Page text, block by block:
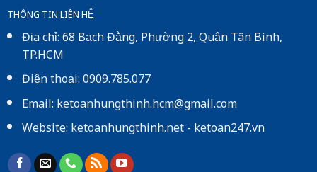
THÔNG TIN LIÊN HỆ
Địa chỉ: 68 Bạch Đằng, Phường 2, Quận Tân Bình,
TP.HCM
Điện thoại: 0909.785.077
Email: ketoanhungthinh.hcm@gmail.com
Website:ketoanhungthinh.net-ketoan247.vn